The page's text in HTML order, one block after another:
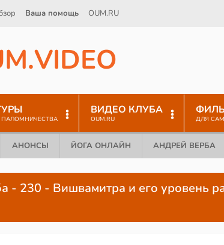
Ваша помощь OUM.RU
M.VIDEO
ПАЛОМНИЧЕСТВА
ВИДЕО КЛУБА
OUM.RU ДЛЯ
АНОНСЫ ЙОГА ОНЛАЙН АНДРЕЙ ВЕРБА
- 230 - Вишвамитра и его уровень